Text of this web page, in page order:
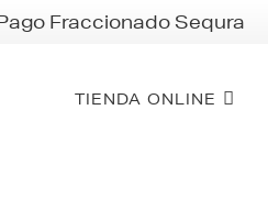
Fraccionado Sequra
TIENDA ONLINE